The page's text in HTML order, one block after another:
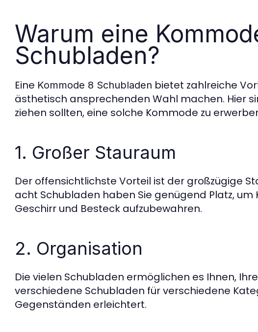
Warum eine
Schubladen?
Eine Kommode 8 Schubladen bietet zahlreiche
ästhetisch ansprechenden Wahl machen. Hier
ziehen sollten, eine solche Kommode zu
1. Großer Stauraum
Der offensichtlichste Vorteil ist der großzügige
acht Schubladen haben Sie genügend Platz, um
Geschirr und Besteck aufzubewahren.
2. Organisation
Die vielen Schubladen ermöglichen es Ihnen,
verschiedene Schubladen für verschiedene
Gegenständen erleichtert.